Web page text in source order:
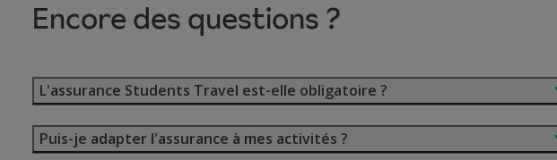
Encore des questions ?
L'assurance Students Travel est-elle obligatoire ?
Puis-je adapter l'assurance à mes activités ?